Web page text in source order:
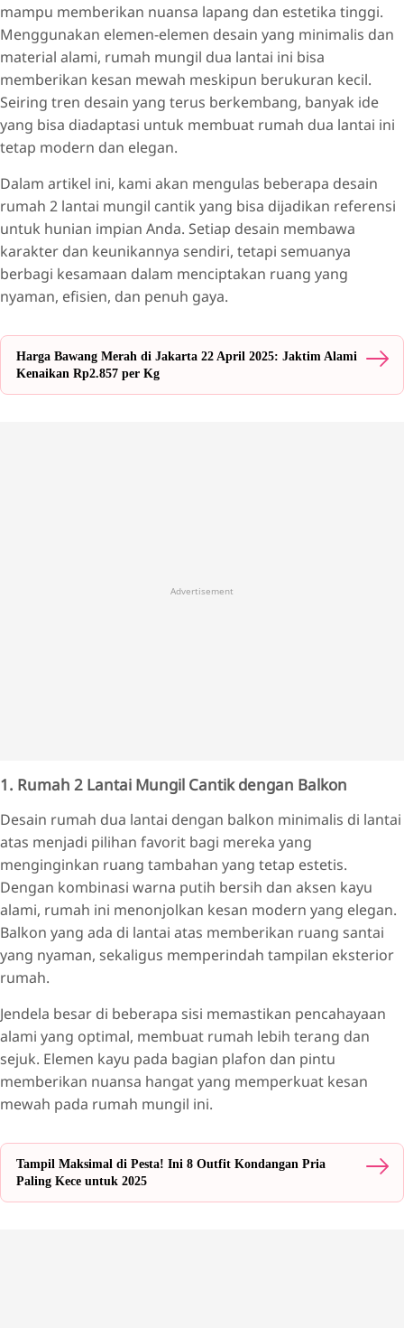
mampu memberikan nuansa lapang dan estetika tinggi.
Menggunakan elemen-elemen desain yang minimalis dan
material alami, rumah mungil dua lantai ini bisa
memberikan kesan mewah meskipun berukuran kecil.
Seiring tren desain yang terus berkembang, banyak ide
yang bisa diadaptasi untuk membuat rumah dua lantai ini
tetap modern dan elegan.
Dalam artikel ini, kami akan mengulas beberapa desain
rumah 2 lantai mungil cantik yang bisa dijadikan referensi
untuk hunian impian Anda. Setiap desain membawa
karakter dan keunikannya sendiri, tetapi semuanya
berbagi kesamaan dalam menciptakan ruang yang
nyaman, efisien, dan penuh gaya.
Harga Bawang Merah di Jakarta 22 April 2025: Jaktim Alami
Kenaikan Rp2.857 per Kg
Advertisement
1. Rumah 2 Lantai Mungil Cantik dengan Balkon
Desain rumah dua lantai dengan balkon minimalis di lantai
atas menjadi pilihan favorit bagi mereka yang
menginginkan ruang tambahan yang tetap estetis.
Dengan kombinasi warna putih bersih dan aksen kayu
alami, rumah ini menonjolkan kesan modern yang elegan.
Balkon yang ada di lantai atas memberikan ruang santai
yang nyaman, sekaligus memperindah tampilan eksterior
rumah.
Jendela besar di beberapa sisi memastikan pencahayaan
alami yang optimal, membuat rumah lebih terang dan
sejuk. Elemen kayu pada bagian plafon dan pintu
memberikan nuansa hangat yang memperkuat kesan
mewah pada rumah mungil ini.
Tampil Maksimal di Pesta! Ini 8 Outfit Kondangan Pria
Paling Kece untuk 2025